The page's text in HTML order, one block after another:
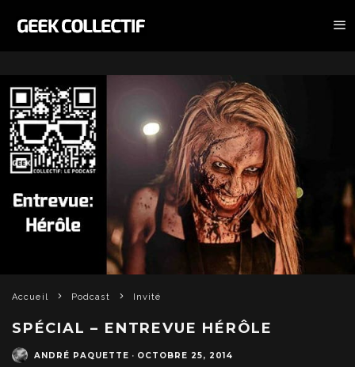
Accueil Podcast Invité
SPÉCIAL – ENTREVUE HÉRÔLE
ANDRÉ PAQUETTE · OCTOBRE 25, 2014